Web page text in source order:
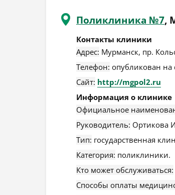
Поликлиника №7,
Контакты клиники
Адрес: Мурманск, пр.
Телефон: опубликован на
Сайт: http://mgpol2.ru
Информация о клинике
Официальное
Руководитель: Ортикова
Тип: государственная
Категория: поликлиники.
Кто может обслуживаться:
Способы оплаты